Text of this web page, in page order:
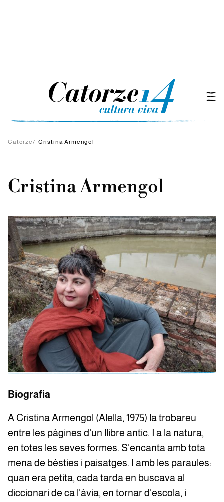
Catorze/ Cristina Armengol
Cristina Armengol
Biografia
A Cristina Armengol (Alella, 1975) la trobareu
entre les pàgines d'un llibre antic. I a la natura,
en totes les seves formes. S'encanta amb tota
mena de bèsties i paisatges. I amb les paraules:
quan era petita, cada tarda en buscava al
diccionari de ca l'àvia, en tornar d'escola, i